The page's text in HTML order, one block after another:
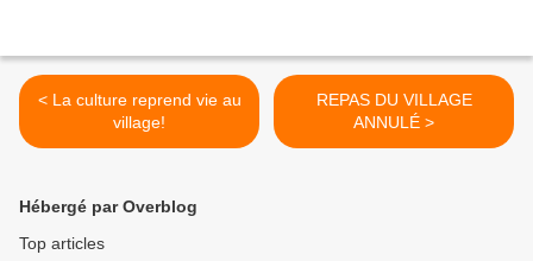
< La culture reprend vie au
village!
REPAS DU VILLAGE
ANNULÉ >
Hébergé par Overblog
Top articles